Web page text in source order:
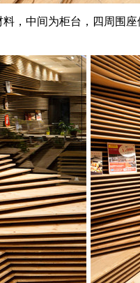
料，中间为柜台，四周